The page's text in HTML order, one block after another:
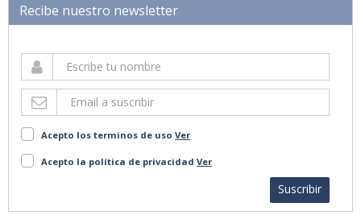
Recibe nuestro newsletter
Acepto los terminos de uso Ver
Acepto la política de privacidad Ver
Suscribir